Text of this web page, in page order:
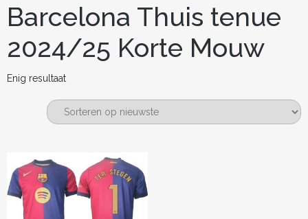
Barcelona Thuis tenue
2024/25 Korte Mouw
Enig resultaat